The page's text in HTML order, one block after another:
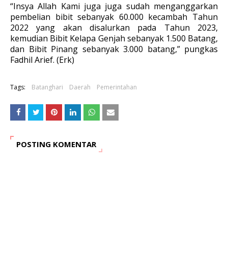
“Insya Allah Kami juga juga sudah menganggarkan
pembelian bibit sebanyak 60.000 kecambah Tahun
2022 yang akan disalurkan pada Tahun 2023,
kemudian Bibit Kelapa Genjah sebanyak 1.500 Batang,
dan Bibit Pinang sebanyak 3.000 batang,” pungkas
Fadhil Arief. (Erk)
Tags: Batanghari Daerah Pemerintahan
POSTING KOMENTAR